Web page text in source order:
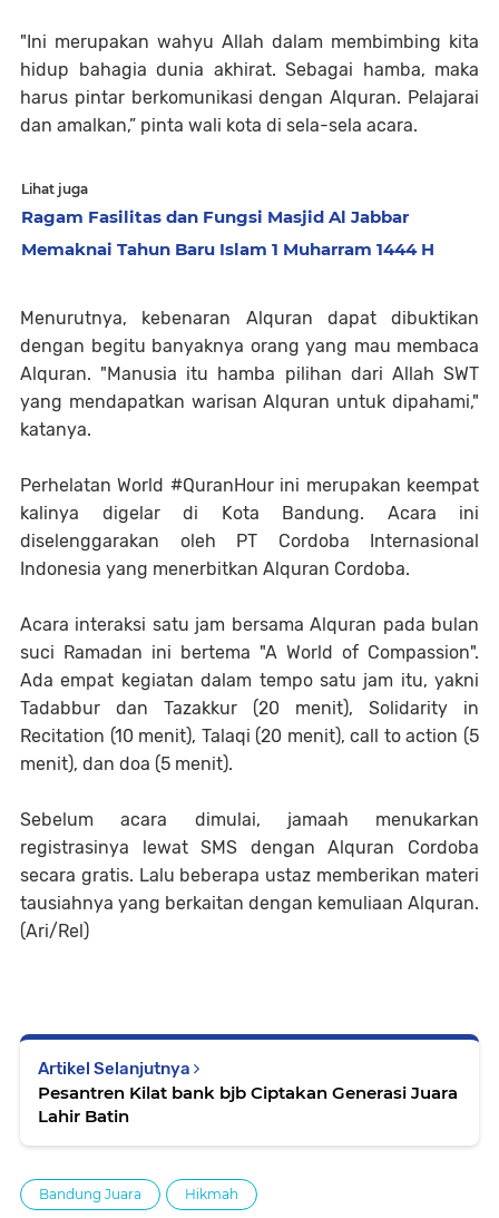
"Ini merupakan wahyu Allah dalam membimbing kita
hidup bahagia dunia akhirat. Sebagai hamba, maka
harus pintar berkomunikasi dengan Alquran. Pelajarai
dan amalkan,” pinta wali kota di sela-sela acara.
Lihat juga
Ragam Fasilitas dan Fungsi Masjid Al Jabbar
Memaknai Tahun Baru Islam 1 Muharram 1444 H
Menurutnya, kebenaran Alquran dapat dibuktikan
dengan begitu banyaknya orang yang mau membaca
Alquran. "Manusia itu hamba pilihan dari Allah SWT
yang mendapatkan warisan Alquran untuk dipahami,"
katanya.
Perhelatan World #QuranHour ini merupakan keempat
kalinya digelar di Kota Bandung. Acara ini
diselenggarakan oleh PT Cordoba Internasional
Indonesia yang menerbitkan Alquran Cordoba.
Acara interaksi satu jam bersama Alquran pada bulan
suci Ramadan ini bertema "A World of Compassion".
Ada empat kegiatan dalam tempo satu jam itu, yakni
Tadabbur dan Tazakkur (20 menit), Solidarity in
Recitation (10 menit), Talaqi (20 menit), call to action (5
menit), dan doa (5 menit).
Sebelum acara dimulai, jamaah menukarkan
registrasinya lewat SMS dengan Alquran Cordoba
secara gratis. Lalu beberapa ustaz memberikan materi
tausiahnya yang berkaitan dengan kemuliaan Alquran.
(Ari/Rel)
Artikel Selanjutnya
Pesantren Kilat bank bjb Ciptakan Generasi Juara
Lahir Batin
Bandung Juara Hikmah